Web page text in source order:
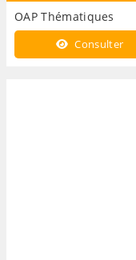
OAP Thématiques
Consulter